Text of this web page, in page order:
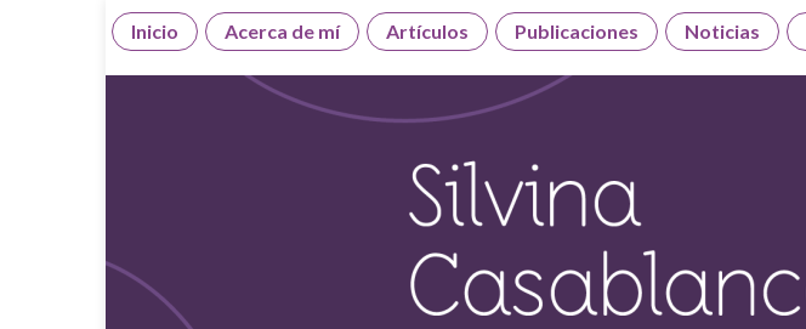
Inicio Acerca de mí Artículos Publicaciones Noticias